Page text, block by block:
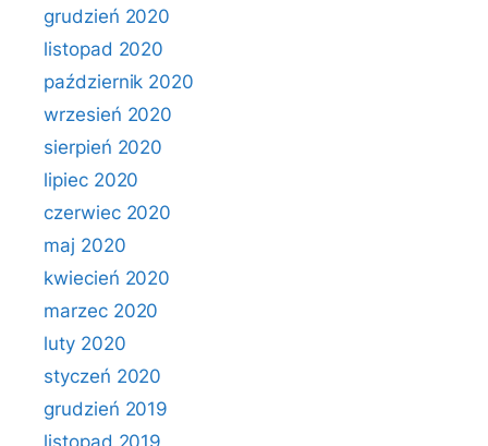
grudzień 2020
listopad 2020
październik 2020
wrzesień 2020
sierpień 2020
lipiec 2020
czerwiec 2020
maj 2020
kwiecień 2020
marzec 2020
luty 2020
styczeń 2020
grudzień 2019
listopad 2019